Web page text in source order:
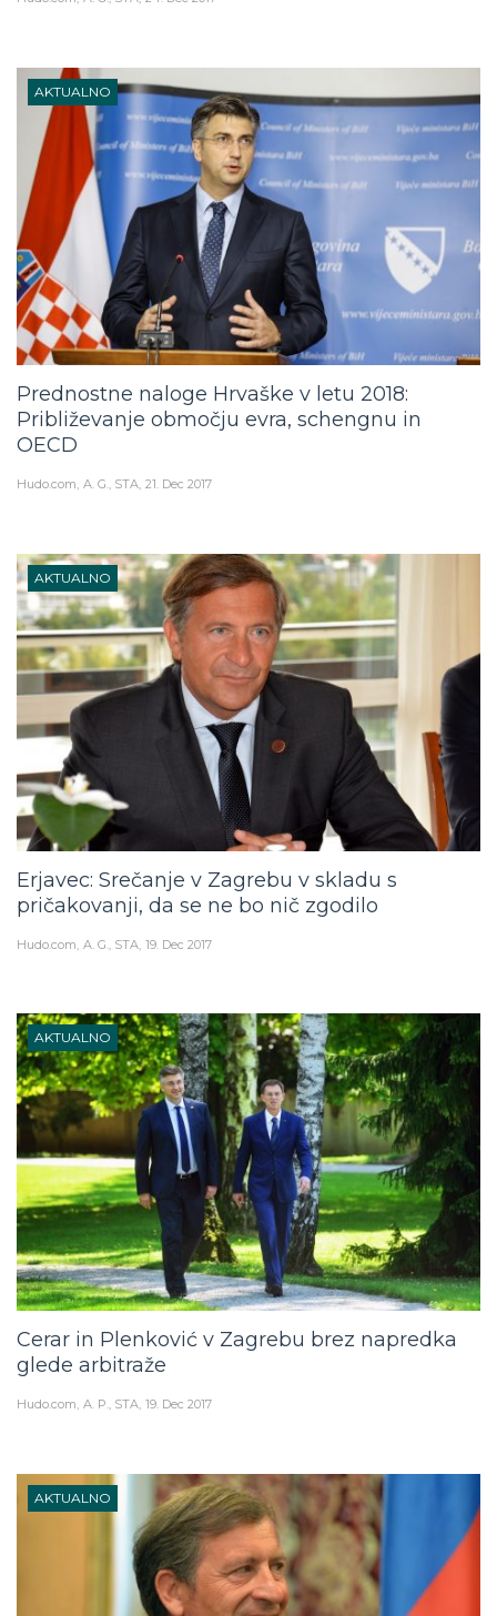
AKTUALNO
Prednostne naloge Hrvaške v letu 2018:
Približevanje območju evra, schengnu in
OECD
Hudo.com A. G., STA 21. Dec 2017
AKTUALNO
Erjavec: Srečanje v Zagrebu v skladu s
pričakovanji, da se ne bo nič zgodilo
Hudo.com A. G., STA 19. Dec 2017
AKTUALNO
Cerar in Plenković v Zagrebu brez napredka
glede arbitraže
Hudo.com A. P., STA 19. Dec 2017
AKTUALNO